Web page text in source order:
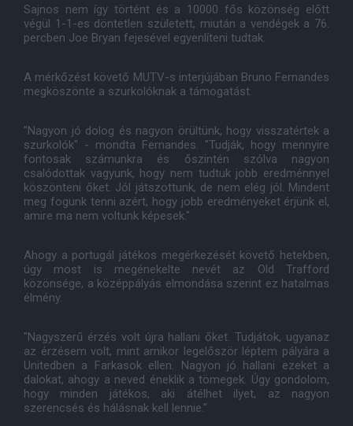
Sajnos nem így történt és a 10000 fős közönség előtt
végül 1-1-es döntetlen született, miután a vendégek a 76.
percben Joe Bryan fejesével egyenlíteni tudtak.
A mérkőzést követő MUTV-s interjújában Bruno Fernandes
megköszönte a szurkolóknak a támogatást.
"Nagyon jó dolog és nagyon örültünk, hogy visszatértek a
szurkolók" - mondta Fernandes. "Tudják, hogy mennyire
fontosak számunkra és őszintén szólva nagyon
csalódottak vagyunk, hogy nem tudtuk jobb eredménnyel
köszönteni őket. Jól játszottunk, de nem elég jól. Mindent
meg fogunk tenni azért, hogy jobb eredményeket érjünk el,
amire ma nem voltunk képesek."
Ahogy a portugál játékos megérkezését követő hetekben,
úgy most is megénekelte nevét az Old Trafford
közönsége, a középpályás elmondása szerint ez hatalmas
élmény.
"Nagyszerű érzés volt újra hallani őket. Tudjátok, ugyanaz
az érzésem volt, mint amikor legelőször léptem pályára a
Unitedben a Farkasok ellen. Nagyon jó hallani ezeket a
dalokat, ahogy a neved éneklik a tömegek. Úgy gondolom,
hogy minden játékos, aki átélhet ilyet, az nagyon
szerencsés és hálásnak kell lennie."